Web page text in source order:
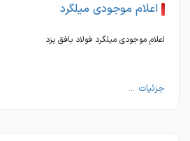
اعلام موجودی میلگرد
اعلام موجودی میلگرد فولاد بافق یزد
جزئیات ...